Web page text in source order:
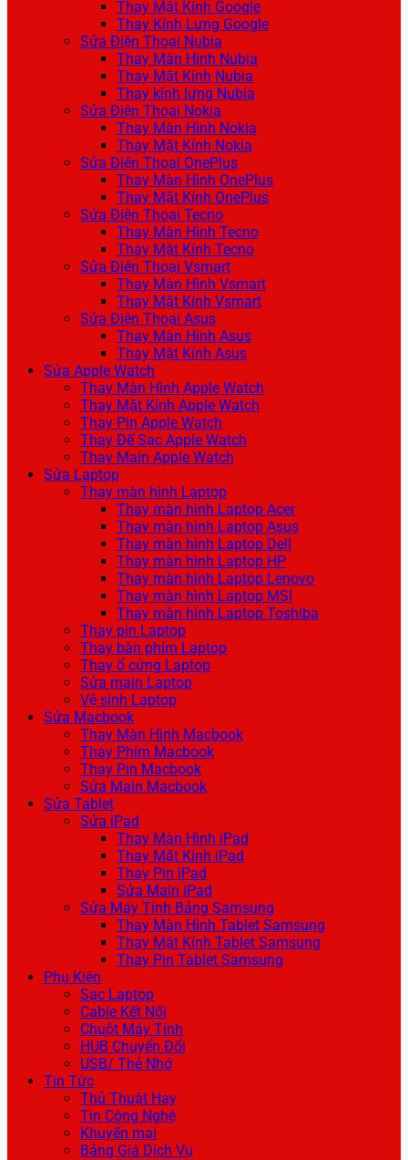
Thay Mặt Kính Google
Thay Kính Lưng Google
Sửa Điện Thoại Nubia
Thay Màn Hình Nubia
Thay Mặt Kính Nubia
Thay kính lưng Nubia
Sửa Điện Thoại Nokia
Thay Màn Hình Nokia
Thay Mặt Kính Nokia
Sửa Điện Thoại OnePlus
Thay Màn Hình OnePlus
Thay Mặt Kính OnePlus
Sửa Điện Thoại Tecno
Thay Màn Hình Tecno
Thay Mặt Kính Tecno
Sửa Điện Thoại Vsmart
Thay Màn Hình Vsmart
Thay Mặt Kính Vsmart
Sửa Điện Thoại Asus
Thay Màn Hình Asus
Thay Mặt Kính Asus
Sửa Apple Watch
Thay Màn Hình Apple Watch
Thay Mặt Kính Apple Watch
Thay Pin Apple Watch
Thay Đế Sạc Apple Watch
Thay Main Apple Watch
Sửa Laptop
Thay màn hình Laptop
Thay màn hình Laptop Acer
Thay màn hình Laptop Asus
Thay màn hình Laptop Dell
Thay màn hình Laptop HP
Thay màn hình Laptop Lenovo
Thay màn hình Laptop MSI
Thay màn hình Laptop Toshiba
Thay pin Laptop
Thay bàn phím Laptop
Thay ổ cứng Laptop
Sửa main Laptop
Vệ sinh Laptop
Sửa Macbook
Thay Màn Hình Macbook
Thay Phím Macbook
Thay Pin Macbook
Sửa Main Macbook
Sửa Tablet
Sửa iPad
Thay Màn Hình iPad
Thay Mặt Kính iPad
Thay Pin iPad
Sửa Main iPad
Sửa Máy Tính Bảng Samsung
Thay Màn Hình Tablet Samsung
Thay Mặt Kính Tablet Samsung
Thay Pin Tablet Samsung
Phụ Kiện
Sạc Laptop
Cable Kết Nối
Chuột Máy Tính
HUB Chuyển Đổi
USB/ Thẻ Nhớ
Tin Tức
Thủ Thuật Hay
Tin Công Nghệ
Khuyến mại
Bảng Giá Dịch Vụ